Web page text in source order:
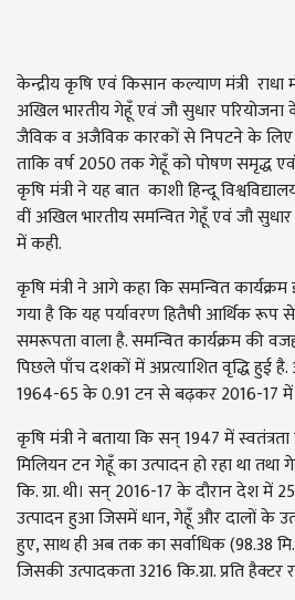
केन्द्रीय कृषि एवं किसान कल्याण मंत्री
अखिल भारतीय गेहूँ एवं जौ सुधार
जैविक व अजैविक कारकों से निपटने के लिए
ताकि वर्ष 2050 तक गेहूँ को पोषण समृद्ध
कृषि मंत्री ने यह बात काशी हिन्दू
वीं अखिल भारतीय समन्वित गेहूँ एवं जौ सुधार
में कही.
कृषि मंत्री ने आगे कहा कि समन्वित कार्यक्रम
गया है कि यह पर्यावरण हितैषी आर्थिक रूप
समरूपता वाला है. समन्वित कार्यक्रम की
पिछले पाँच दशकों में अप्रत्याशित वृद्धि हुई
1964-65 के 0.91 टन से बढ़कर 2016-17 में
कृषि मंत्री ने बताया कि सन् 1947 में
मिलियन टन गेहूँ का उत्पादन हो रहा था
कि. ग्रा. थी। सन् 2016-17 के दौरान देश में
उत्पादन हुआ जिसमें धान, गेहूँ और दालों के
हुए, साथ ही अब तक का सर्वाधिक (98.38
जिसकी उत्पादकता 3216 कि.ग्रा. प्रति हैक्टर